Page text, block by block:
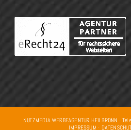
NUTZMEDIA WERBEAGENTUR HEILBRONN ·
IMPRESSUM ·